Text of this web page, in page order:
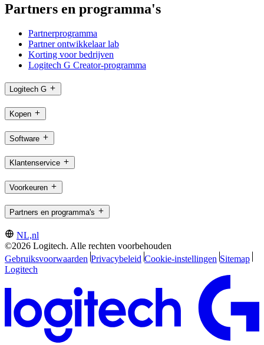
Partners en programma's
Partnerprogramma
Partner ontwikkelaar lab
Korting voor bedrijven
Logitech G Creator-programma
Logitech G
Kopen
Software
Klantenservice
Voorkeuren
Partners en programma's
NL,nl
©2026 Logitech. Alle rechten voorbehouden
Gebruiksvoorwaarden Privacybeleid Cookie-instellingen Sitemap
Logitech